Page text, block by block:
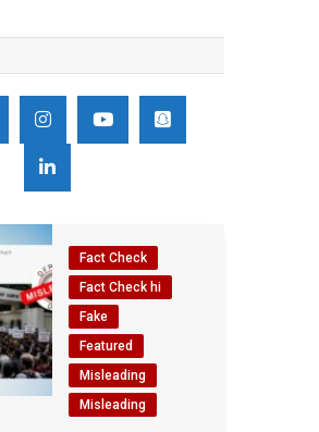
Fact Check
Fact Check hi
Fake
Featured
Misleading
Misleading